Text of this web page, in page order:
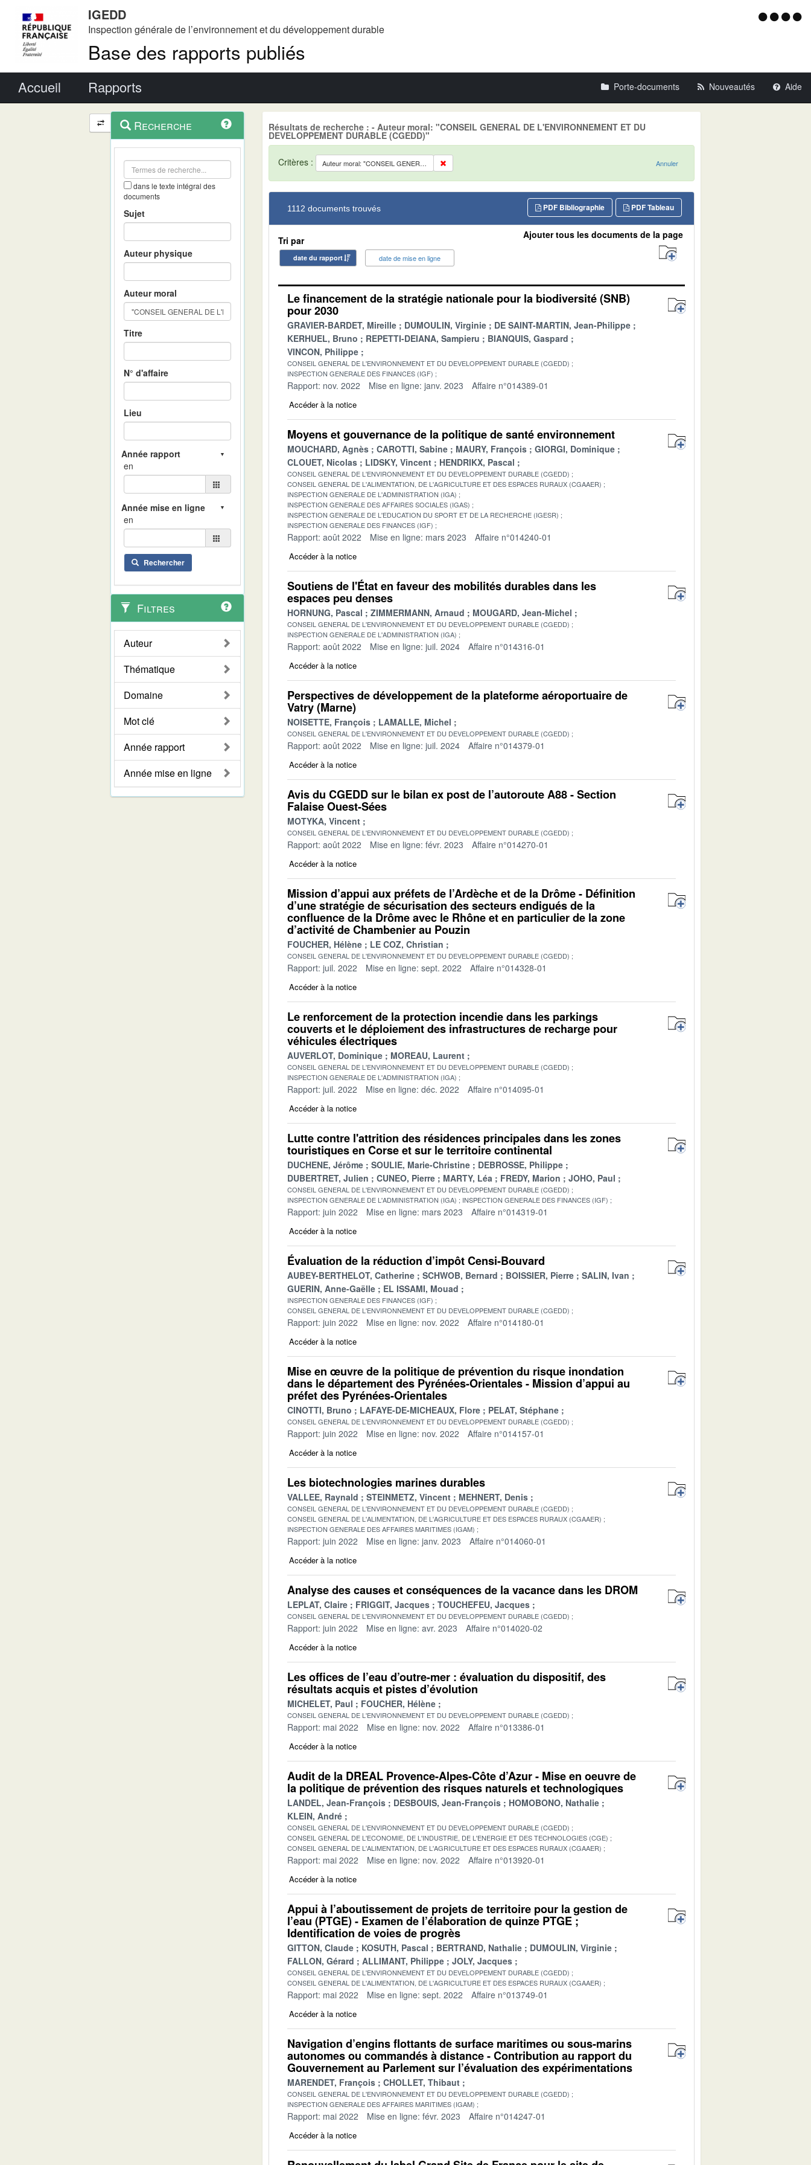
IGEDD
Inspection générale de l’environnement et du développement durable
Base des rapports publiés
Menu
Accueil Rapports Porte-documents Nouveautés Aide
Navigation
et
outils
contextuel
Recherche
dans le texte intégral des
documents
Sujet
Auteur physique
Auteur moral
Titre
N° d'affaire
Lieu
en
en
Rechercher
Filtres
Auteur
Thématique
Domaine
Mot clé
Année rapport
Année mise en ligne
Résultats de recherche : - Auteur moral: "CONSEIL GENERAL DE L'ENVIRONNEMENT ET DU
DEVELOPPEMENT DURABLE (CGEDD)"
Critères : Auteur moral: "CONSEIL GENERAL DE L'ENVIRONNEMENT ET DU DEVELOPPEMENT DURABLE (CGEDD)" Annuler
1112 documents trouvés PDF Tableau
PDF Bibliographie
Tri par
date du rapport date de mise en ligne
Ajouter tous les documents de la page
Le financement de la stratégie nationale pour la biodiversité (SNB)
pour 2030
GRAVIER-BARDET, Mireille DUMOULIN, Virginie
DE SAINT-MARTIN, Jean-Philippe
KERHUEL, Bruno
REPETTI-DEIANA, Sampieru
BIANQUIS, Gaspard
VINCON, Philippe
CONSEIL GENERAL DE L'ENVIRONNEMENT ET DU DEVELOPPEMENT DURABLE (CGEDD)
INSPECTION GENERALE DES FINANCES (IGF)
Rapport: nov. 2022 Mise en ligne: janv. 2023 Affaire n°014389-01
Accéder à la notice
Moyens et gouvernance de la politique de santé environnement
MOUCHARD, Agnès CAROTTI, Sabine MAURY, François
GIORGI, Dominique
CLOUET, Nicolas
LIDSKY, Vincent HENDRIKX, Pascal
CONSEIL GENERAL DE L'ENVIRONNEMENT ET DU DEVELOPPEMENT DURABLE (CGEDD)
CONSEIL GENERAL DE L'ALIMENTATION, DE L'AGRICULTURE ET DES ESPACES RURAUX (CGAAER)
INSPECTION GENERALE DE L'ADMINISTRATION (IGA)
INSPECTION GENERALE DES AFFAIRES SOCIALES (IGAS)
INSPECTION GENERALE DE L'EDUCATION DU SPORT ET DE LA RECHERCHE (IGESR)
INSPECTION GENERALE DES FINANCES (IGF)
Rapport: août 2022 Mise en ligne: mars 2023 Affaire n°014240-01
Accéder à la notice
Soutiens de l'État en faveur des mobilités durables dans les
espaces peu denses
HORNUNG, Pascal ZIMMERMANN, Arnaud MOUGARD, Jean-Michel
CONSEIL GENERAL DE L'ENVIRONNEMENT ET DU DEVELOPPEMENT DURABLE (CGEDD)
INSPECTION GENERALE DE L'ADMINISTRATION (IGA)
Rapport: août 2022 Mise en ligne: juil. 2024 Affaire n°014316-01
Accéder à la notice
Perspectives de développement de la plateforme aéroportuaire de
Vatry (Marne)
NOISETTE, François LAMALLE, Michel
CONSEIL GENERAL DE L'ENVIRONNEMENT ET DU DEVELOPPEMENT DURABLE (CGEDD)
Rapport: août 2022 Mise en ligne: juil. 2024 Affaire n°014379-01
Accéder à la notice
Avis du CGEDD sur le bilan ex post de l’autoroute A88 - Section
Falaise Ouest-Sées
MOTYKA, Vincent
CONSEIL GENERAL DE L'ENVIRONNEMENT ET DU DEVELOPPEMENT DURABLE (CGEDD)
Rapport: août 2022 Mise en ligne: févr. 2023 Affaire n°014270-01
Accéder à la notice
Mission d’appui aux préfets de l’Ardèche et de la Drôme - Définition
d’une stratégie de sécurisation des secteurs endigués de la
confluence de la Drôme avec le Rhône et en particulier de la zone
d’activité de Chambenier au Pouzin
FOUCHER, Hélène LE COZ, Christian
CONSEIL GENERAL DE L'ENVIRONNEMENT ET DU DEVELOPPEMENT DURABLE (CGEDD)
Rapport: juil. 2022 Mise en ligne: sept. 2022 Affaire n°014328-01
Accéder à la notice
Le renforcement de la protection incendie dans les parkings
couverts et le déploiement des infrastructures de recharge pour
véhicules électriques
AUVERLOT, Dominique MOREAU, Laurent
CONSEIL GENERAL DE L'ENVIRONNEMENT ET DU DEVELOPPEMENT DURABLE (CGEDD)
INSPECTION GENERALE DE L'ADMINISTRATION (IGA)
Rapport: juil. 2022 Mise en ligne: déc. 2022 Affaire n°014095-01
Accéder à la notice
Lutte contre l'attrition des résidences principales dans les zones
touristiques en Corse et sur le territoire continental
DUCHENE, Jérôme SOULIE, Marie-Christine
DEBROSSE, Philippe
DUBERTRET, Julien
CUNEO, Pierre MARTY, Léa FREDY, Marion JOHO, Paul
CONSEIL GENERAL DE L'ENVIRONNEMENT ET DU DEVELOPPEMENT DURABLE (CGEDD)
INSPECTION GENERALE DE L'ADMINISTRATION (IGA)
INSPECTION GENERALE DES FINANCES (IGF)
Rapport: juin 2022 Mise en ligne: mars 2023 Affaire n°014319-01
Accéder à la notice
Évaluation de la réduction d’impôt Censi-Bouvard
AUBEY-BERTHELOT, Catherine SCHWOB, Bernard BOISSIER, Pierre
SALIN, Ivan
GUERIN, Anne-Gaëlle
EL ISSAMI, Mouad
INSPECTION GENERALE DES FINANCES (IGF)
CONSEIL GENERAL DE L'ENVIRONNEMENT ET DU DEVELOPPEMENT DURABLE (CGEDD)
Rapport: juin 2022 Mise en ligne: nov. 2022 Affaire n°014180-01
Accéder à la notice
Mise en œuvre de la politique de prévention du risque inondation
dans le département des Pyrénées-Orientales - Mission d’appui au
préfet des Pyrénées-Orientales
CINOTTI, Bruno LAFAYE-DE-MICHEAUX, Flore PELAT, Stéphane
CONSEIL GENERAL DE L'ENVIRONNEMENT ET DU DEVELOPPEMENT DURABLE (CGEDD)
Rapport: juin 2022 Mise en ligne: nov. 2022 Affaire n°014157-01
Accéder à la notice
Les biotechnologies marines durables
VALLEE, Raynald STEINMETZ, Vincent MEHNERT, Denis
CONSEIL GENERAL DE L'ENVIRONNEMENT ET DU DEVELOPPEMENT DURABLE (CGEDD)
CONSEIL GENERAL DE L'ALIMENTATION, DE L'AGRICULTURE ET DES ESPACES RURAUX (CGAAER)
INSPECTION GENERALE DES AFFAIRES MARITIMES (IGAM)
Rapport: juin 2022 Mise en ligne: janv. 2023 Affaire n°014060-01
Accéder à la notice
Analyse des causes et conséquences de la vacance dans les DROM
LEPLAT, Claire FRIGGIT, Jacques TOUCHEFEU, Jacques
CONSEIL GENERAL DE L'ENVIRONNEMENT ET DU DEVELOPPEMENT DURABLE (CGEDD)
Rapport: juin 2022 Mise en ligne: avr. 2023 Affaire n°014020-02
Accéder à la notice
Les offices de l’eau d’outre-mer : évaluation du dispositif, des
résultats acquis et pistes d’évolution
MICHELET, Paul FOUCHER, Hélène
CONSEIL GENERAL DE L'ENVIRONNEMENT ET DU DEVELOPPEMENT DURABLE (CGEDD)
Rapport: mai 2022 Mise en ligne: nov. 2022 Affaire n°013386-01
Accéder à la notice
Audit de la DREAL Provence-Alpes-Côte d’Azur - Mise en oeuvre de
la politique de prévention des risques naturels et technologiques
LANDEL, Jean-François DESBOUIS, Jean-François
HOMOBONO, Nathalie
KLEIN, André
CONSEIL GENERAL DE L'ENVIRONNEMENT ET DU DEVELOPPEMENT DURABLE (CGEDD)
CONSEIL GENERAL DE L'ECONOMIE, DE L'INDUSTRIE, DE L'ENERGIE ET DES TECHNOLOGIES (CGE)
CONSEIL GENERAL DE L'ALIMENTATION, DE L'AGRICULTURE ET DES ESPACES RURAUX (CGAAER)
Rapport: mai 2022 Mise en ligne: nov. 2022 Affaire n°013920-01
Accéder à la notice
Appui à l’aboutissement de projets de territoire pour la gestion de
l’eau (PTGE) - Examen de l’élaboration de quinze PTGE ;
Identification de voies de progrès
GITTON, Claude KOSUTH, Pascal BERTRAND, Nathalie
DUMOULIN, Virginie
FALLON, Gérard
ALLIMANT, Philippe JOLY, Jacques
CONSEIL GENERAL DE L'ENVIRONNEMENT ET DU DEVELOPPEMENT DURABLE (CGEDD)
CONSEIL GENERAL DE L'ALIMENTATION, DE L'AGRICULTURE ET DES ESPACES RURAUX (CGAAER)
Rapport: mai 2022 Mise en ligne: sept. 2022 Affaire n°013749-01
Accéder à la notice
Navigation d’engins flottants de surface maritimes ou sous-marins
autonomes ou commandés à distance - Contribution au rapport du
Gouvernement au Parlement sur l’évaluation des expérimentations
MARENDET, François CHOLLET, Thibaut
CONSEIL GENERAL DE L'ENVIRONNEMENT ET DU DEVELOPPEMENT DURABLE (CGEDD)
INSPECTION GENERALE DES AFFAIRES MARITIMES (IGAM)
Rapport: mai 2022 Mise en ligne: févr. 2023 Affaire n°014247-01
Accéder à la notice